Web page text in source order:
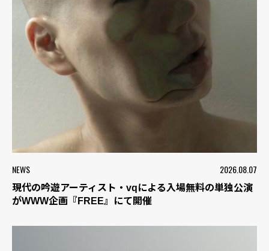
NEWS 2026.08.07
現代の吟遊アーティスト・vqによる入場無料の単独公演
がWWW企画『FREE』にて開催